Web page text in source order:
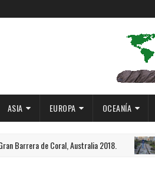
ASIA EUROPA OCEANÍA
Australia 2018. DESTACADO